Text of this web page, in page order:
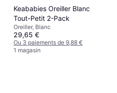
Keababies Oreiller Blanc
Tout-Petit 2-Pack
Oreiller, Blanc
29,65 €
Ou 3 paiements de 9,88 €
1 magasin